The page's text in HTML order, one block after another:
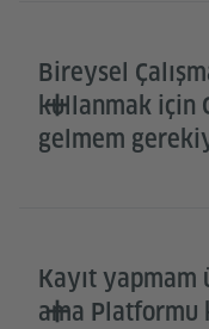
Bireysel
kullanmak için
gelmem
Kayıt yapmam
ama Platformu